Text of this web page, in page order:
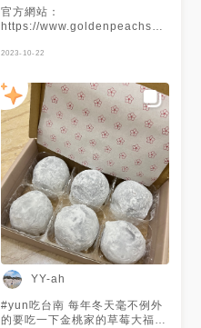
官方網站：
https://
南」，以免撲空沒買到！！！
2023-10-22
YY-ah
#yun吃台南 每年冬天毫不例外
的要吃一下金桃家的草莓大福